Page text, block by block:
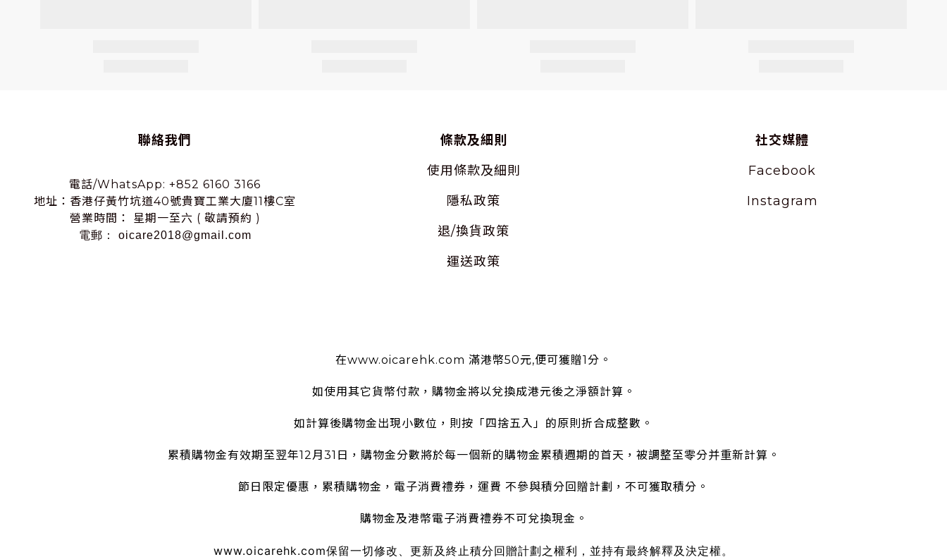
聯絡我們
電話/WhatsApp: +852 6160 3166
地址：香港仔黃竹坑道40號貴寶工業大廈11樓C室
營業時間： 星期一至六 ( 敬請預約 )
電郵： oicare2018@gmail.com
條款及細則
使用條款及細則
隱私政策
退/換貨政策
運送政策
社交媒體
Facebook
Instagram
在www.oicarehk.com 滿港幣50元,便可獲贈1分。
如使用其它貨幣付款，購物金將以兌換成港元後之淨額計算。
如計算後購物金出現小數位，則按「四捨五入」的原則折合成整數。
累積購物金有效期至翌年12月31日，購物金分數將於每一個新的購物金累積週期的首天，被調整至零分并重新計算。
節日限定優惠，累積購物金，電子消費禮券，運費 不參與積分回贈計劃，不可獲取積分。
購物金及港幣電子消費禮券不可兌換現金。
www.oicarehk.com保留一切修改、更新及終止積分回贈計劃之權利，並持有最終解釋及決定權。